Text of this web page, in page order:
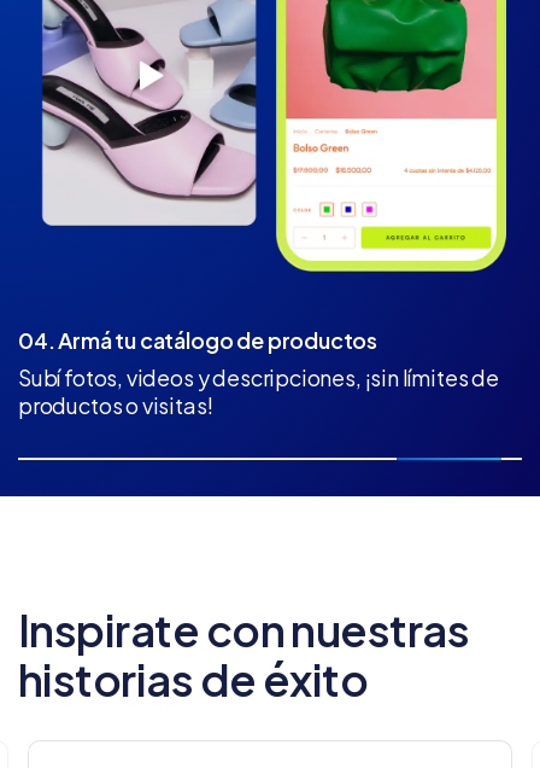
04. Armá tu catálogo de productos
Subí fotos, videos y descripciones, ¡sin límites de
productos o visitas!
Inspirate con nuestras
historias de éxito